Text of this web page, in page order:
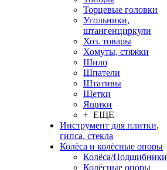
Торцевые головки
Угольники,
штангенциркули
Хоз. товары
Хомуты, стяжки
Шило
Шпатели
Штативы
Щетки
Ящики
+ ЕЩЕ
Инструмент для плитки,
гипса, стекла
Колёса и колёсные опоры
Колёса/Подшибники
Колёсные опоры